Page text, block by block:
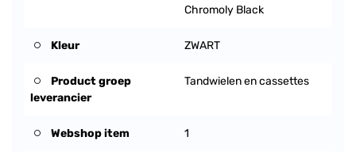
Chromoly Black
Kleur ZWART
Product groep
leverancier
Tandwielen en cassettes
Webshop item 1